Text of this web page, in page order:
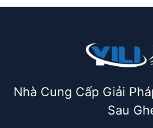
Nhà Cung Cấp Giải
Sau